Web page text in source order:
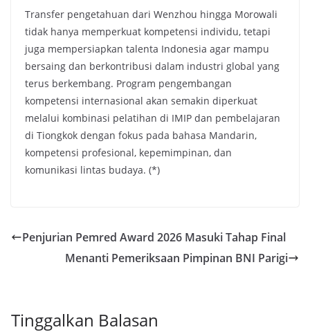
Transfer pengetahuan dari Wenzhou hingga Morowali
tidak hanya memperkuat kompetensi individu, tetapi
juga mempersiapkan talenta Indonesia agar mampu
bersaing dan berkontribusi dalam industri global yang
terus berkembang. Program pengembangan
kompetensi internasional akan semakin diperkuat
melalui kombinasi pelatihan di IMIP dan pembelajaran
di Tiongkok dengan fokus pada bahasa Mandarin,
kompetensi profesional, kepemimpinan, dan
komunikasi lintas budaya. (*)
Penjurian Pemred Award 2026 Masuki Tahap Final
Menanti Pemeriksaan Pimpinan BNI Parigi
Tinggalkan Balasan